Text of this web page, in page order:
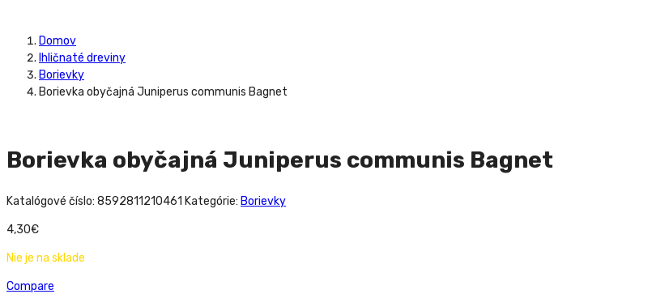
Domov
Ihličnaté dreviny
Borievky
Borievka obyčajná Juniperus communis Bagnet
Borievka obyčajná Juniperus communis Bagnet
Katalógové číslo: 8592811210461 Kategórie: Borievky
4,30€
Nie je na sklade
Compare